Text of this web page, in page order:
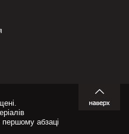
першому абзаці